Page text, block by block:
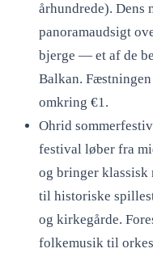
århundrede). Dens
panoramaudsigt
bjerge — et af de
Balkan.
omkring €1.
Ohrid
festival løber fra
og bringer klassisk
til historiske
og kirkegårde.
folkemusik til